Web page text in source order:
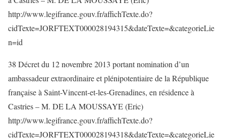
http://www.legifrance.gouv.fr/affichTexte.do?
cidTexte=JORFTEXT000028194315&dateTexte=&categorieLie
n=id
38 Décret du 12 novembre 2013 portant nomination d’un
ambassadeur extraordinaire et plénipotentiaire de la République
française à Saint-Vincent-et-les-Grenadines, en résidence à
Castries – M. DE LA MOUSSAYE (Eric)
http://www.legifrance.gouv.fr/affichTexte.do?
cidTexte=JORFTEXT000028194318&dateTexte=&categorieLie